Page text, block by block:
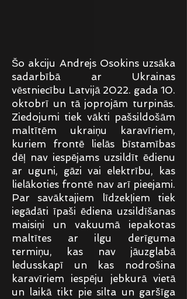
Šo akciju Andrejs Osokins uzsāka
sadarbībā ar Ukrainas
vēstniecību Latvijā 2022. gada 10.
oktobrī un tā joprojām turpinās.
Ziedojumi tiek vākti pašsildošām
maltītēm ukraiņu karavīriem,
kuriem frontē lielās bīstamības
dēļ nav iespējams uzsildīt ēdienu
ar uguni, gāzi vai elektrību, kas
lielākoties frontē nav arī pieejami.
Par savāktajiem līdzekļiem tiek
iegādāti īpaši ēdiena uzsildīšanas
maisiņi un vakuumā iepakotas
maltītes ar ilgu derīguma
termiņu, kas nav jāuzglabā
ledusskapī un kas nodrošina
karavīriem iespēju jebkurā vietā
un laikā tikt pie silta un garšīga